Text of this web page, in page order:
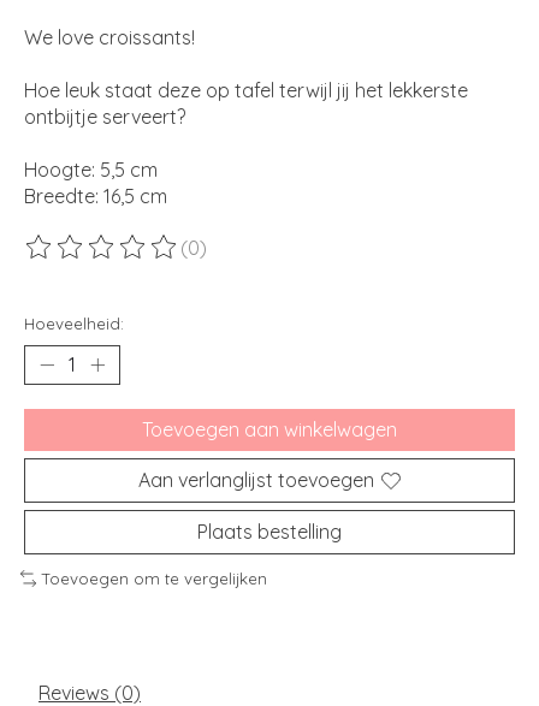
We love croissants!
Hoe leuk staat deze op tafel terwijl jij het lekkerste
ontbijtje serveert?
Hoogte: 5,5 cm
Breedte: 16,5 cm
De beoordeling van dit product is
(0)
Hoeveelheid:
Toevoegen aan winkelwagen
Aan verlanglijst toevoegen
Plaats bestelling
Toevoegen om te vergelijken
Reviews (0)